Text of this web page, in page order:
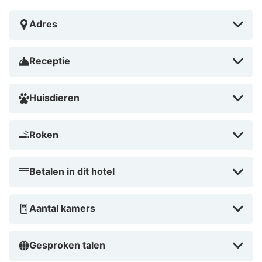
Adres
Receptie
Huisdieren
Roken
Betalen in dit hotel
Aantal kamers
Gesproken talen